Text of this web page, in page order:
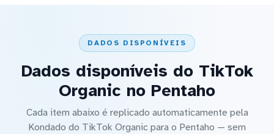
DADOS DISPONÍVEIS
Dados disponíveis do TikTok
Organic no Pentaho
Cada item abaixo é replicado automaticamente pela
Kondado do TikTok Organic para o Pentaho — sem